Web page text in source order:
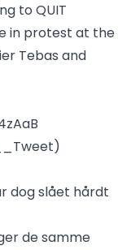
to QUIT
in protest at the
Tebas and
dog slået hårdt
de samme